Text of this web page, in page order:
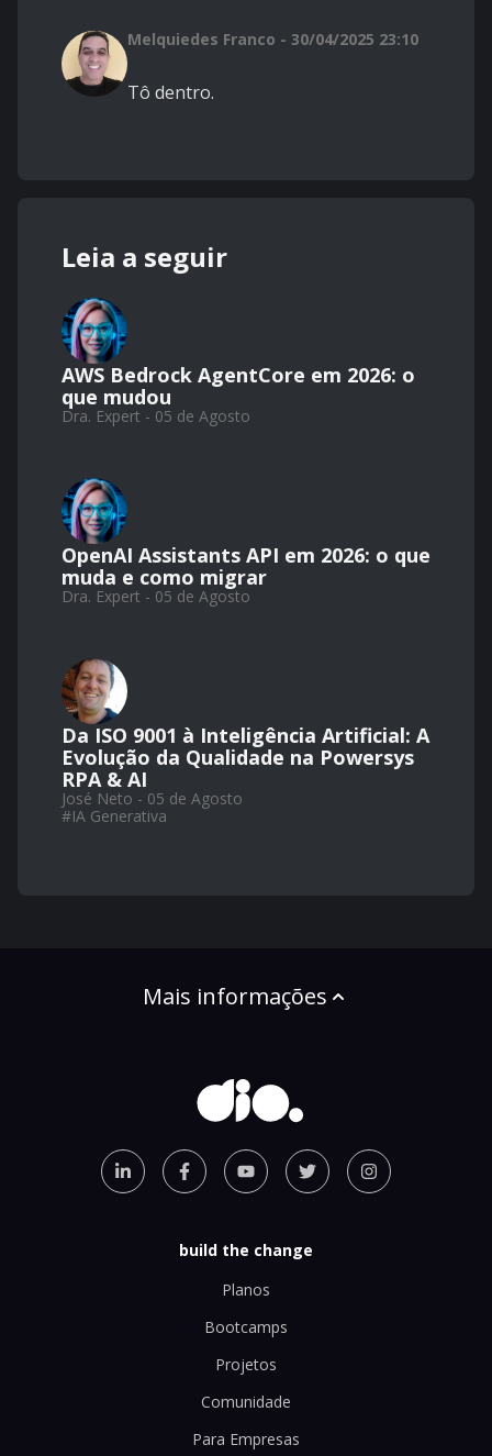
Melquiedes Franco - 30/04/2025 23:10
Tô dentro.
Leia a seguir
AWS Bedrock AgentCore em 2026: o
que mudou
Dra. Expert - 05 de Agosto
OpenAI Assistants API em 2026: o que
muda e como migrar
Dra. Expert - 05 de Agosto
Da ISO 9001 à Inteligência Artificial: A
Evolução da Qualidade na Powersys
RPA & AI
José Neto - 05 de Agosto
#IA Generativa
Mais informações
build the change
Planos
Bootcamps
Projetos
Comunidade
Para Empresas